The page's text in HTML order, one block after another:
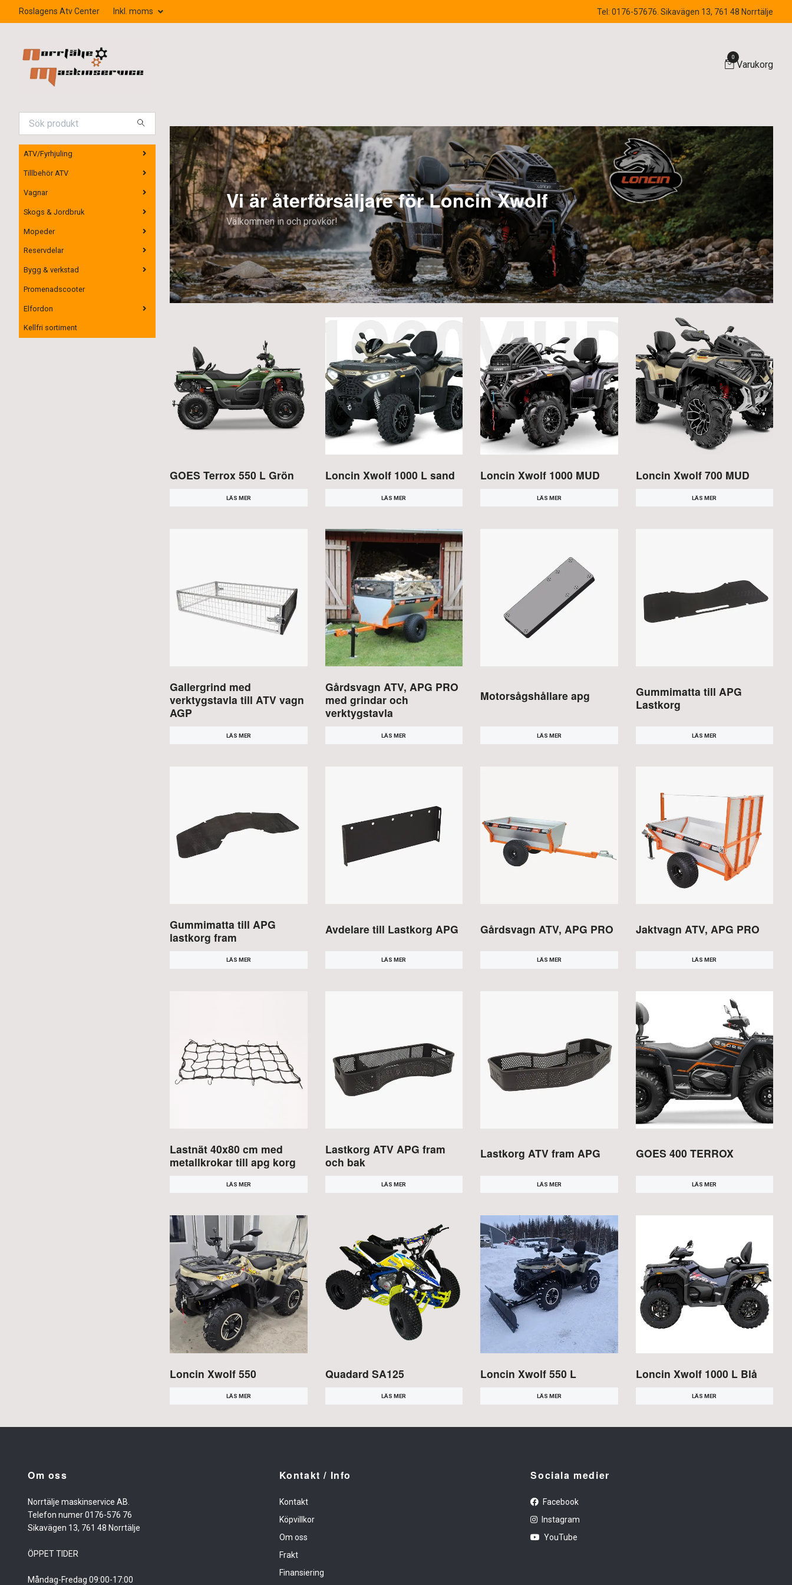
Roslagens Atv Center Inkl. moms Tel: 0176-57676. Sikavägen 13, 761 48 Norrtälje
0
Varukorg
ATV/Fyrhjuling
Tillbehör ATV
Vagnar
Skogs & Jordbruk
Mopeder
Reservdelar
Bygg & verkstad
Promenadscooter
Elfordon
Kellfri sortiment
Vi är återförsäljare för Loncin Xwolf
GOES Terrox 550 L Grön
LÄS MER
Loncin Xwolf 1000 L sand
LÄS MER
Loncin Xwolf 1000 MUD
LÄS MER
Loncin Xwolf 700 MUD
LÄS MER
Gallergrind med
verktygstavla till ATV vagn
AGP
LÄS MER
Gårdsvagn ATV, APG PRO
med grindar och
verktygstavla
LÄS MER
Motorsågshållare apg
LÄS MER
Gummimatta till APG
Lastkorg
LÄS MER
Gummimatta till APG
lastkorg fram
LÄS MER
Avdelare till Lastkorg APG
LÄS MER
Gårdsvagn ATV, APG PRO
LÄS MER
Jaktvagn ATV, APG PRO
LÄS MER
Lastnät 40x80 cm med
metallkrokar till apg korg
LÄS MER
Lastkorg ATV APG fram
och bak
LÄS MER
Lastkorg ATV fram APG
LÄS MER
GOES 400 TERROX
LÄS MER
Loncin Xwolf 550
LÄS MER
Quadard SA125
LÄS MER
Loncin Xwolf 550 L
LÄS MER
Loncin Xwolf 1000 L Blå
LÄS MER
Om oss
Norrtälje maskinservice AB.
Telefon numer 0176-576 76
Sikavägen 13, 761 48 Norrtälje
ÖPPET TIDER
Måndag-Fredag 09:00-17:00
Kontakt / Info
Kontakt
Köpvillkor
Om oss
Frakt
Finansiering
Sociala medier
Facebook
Instagram
YouTube